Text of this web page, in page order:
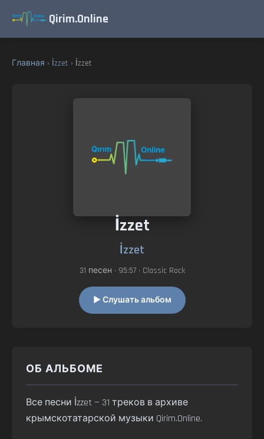
Qirim.Online
Главная › İzzet › İzzet
İzzet
İzzet
31 песен • 95:57 • Classic Rock
▶ Слушать альбом
ОБ АЛЬБОМЕ
Все песни İzzet — 31 треков в архиве
крымскотатарской музыки Qirim.Online.